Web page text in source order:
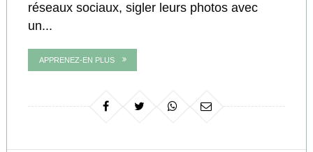
réseaux sociaux, sigler leurs photos avec
un...
APPRENEZ-EN PLUS